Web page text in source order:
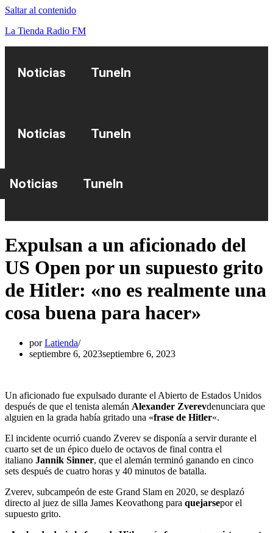
Saltar al contenido
La Tienda Radio FM
Noticias TuneIn
Noticias TuneIn
Noticias TuneIn
Expulsan a un aficionado del
US Open por un supuesto grito
de Hitler: «no es realmente una
cosa buena para hacer»
porLatienda
septiembre 6, 2023septiembre 6, 2023
Un aficionado fue expulsado durante el Abierto de Estados Unidos
después de que el tenista alemán Alexander Zverevdenunciara que
alguien en la grada había gritado una «frase de Hitler«.
El incidente ocurrió cuando Zverev se disponía a servir durante el
cuarto set de un épico duelo de octavos de final contra el
italiano Jannik Sinner, que el alemán terminó ganando en cinco
sets después de cuatro horas y 40 minutos de batalla.
Zverev, subcampeón de este Grand Slam en 2020, se desplazó
directo al juez de silla James Keovathong para quejarsepor el
supuesto grito.